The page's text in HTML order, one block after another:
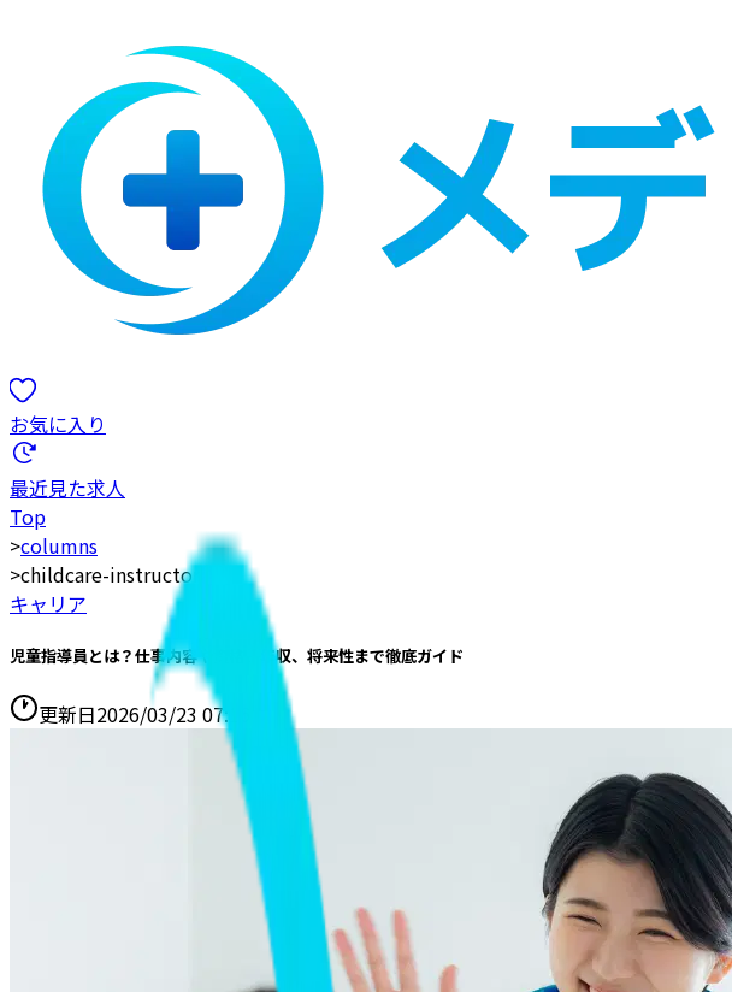
お気に入り
最近見た求人
Top
>columns
>childcare-instructor
キャリア
児童指導員とは？仕事内容や資格、年収、将来性まで徹底ガイド
更新日2026/03/23 07:16